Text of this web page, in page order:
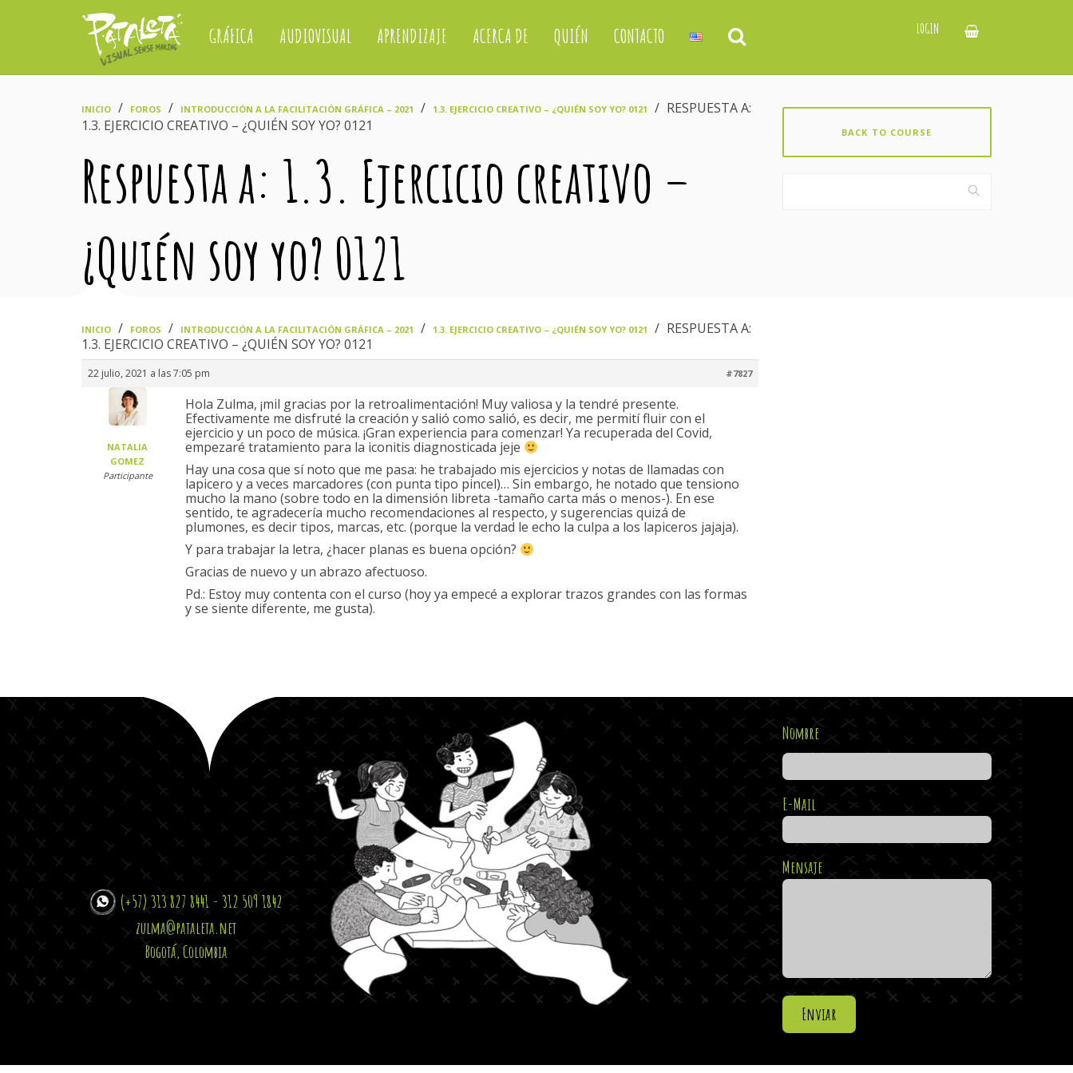
GRÁFICA AUDIOVISUAL APRENDIZAJE ACERCA DE QUIÉN CONTACTO LOGIN
INICIO FOROS INTRODUCCIÓN A LA FACILITACIÓN GRÁFICA – 2021 1.3. EJERCICIO CREATIVO – ¿QUIÉN SOY YO? 0121
RESPUESTA A:
1.3. EJERCICIO CREATIVO – ¿QUIÉN SOY YO? 0121
Respuesta a: 1.3. Ejercicio creativo –
¿Quién soy yo? 0121
BACK TO COURSE
INICIO FOROS INTRODUCCIÓN A LA FACILITACIÓN GRÁFICA – 2021 1.3. EJERCICIO CREATIVO – ¿QUIÉN SOY YO? 0121
RESPUESTA A:
1.3. EJERCICIO CREATIVO – ¿QUIÉN SOY YO? 0121
22 julio, 2021 a las 7:05 pm #7827
NATALIA
GOMEZ
Participante
Hola Zulma, ¡mil gracias por la retroalimentación! Muy valiosa y la tendré presente.
Efectivamente me disfruté la creación y salió como salió, es decir, me permití fluir con el
ejercicio y un poco de música. ¡Gran experiencia para comenzar! Ya recuperada del Covid,
empezaré tratamiento para la iconitis diagnosticada jeje
Hay una cosa que sí noto que me pasa: he trabajado mis ejercicios y notas de llamadas con
lapicero y a veces marcadores (con punta tipo pincel)… Sin embargo, he notado que tensiono
mucho la mano (sobre todo en la dimensión libreta -tamaño carta más o menos-). En ese
sentido, te agradecería mucho recomendaciones al respecto, y sugerencias quizá de
plumones, es decir tipos, marcas, etc. (porque la verdad le echo la culpa a los lapiceros jajaja).
Y para trabajar la letra, ¿hacer planas es buena opción?
Gracias de nuevo y un abrazo afectuoso.
Pd.: Estoy muy contenta con el curso (hoy ya empecé a explorar trazos grandes con las formas
y se siente diferente, me gusta).
(+57) 313 827 8441 - 312 509 1842
zulma@pataleta.net
Bogotá, Colombia
Nombre
E-Mail
Mensaje